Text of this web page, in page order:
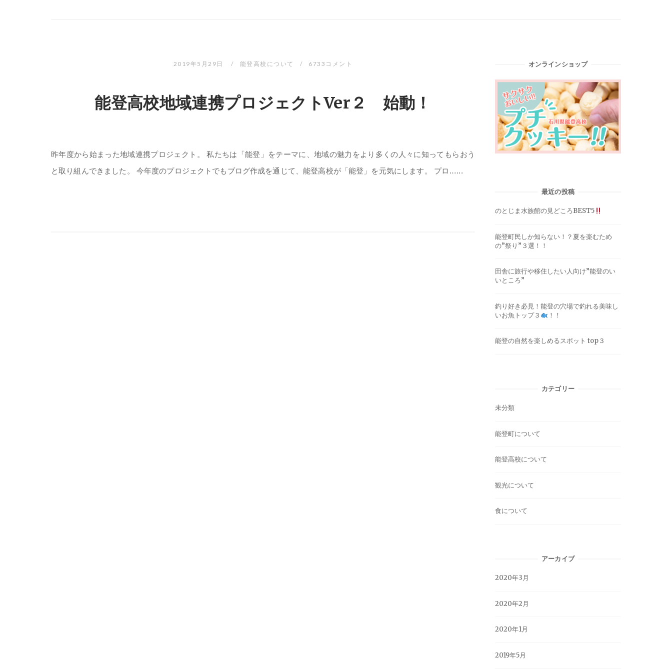
2019年5月29日 能登高校について 6733コメント
能登高校地域連携プロジェクトVer２ 始動！
昨年度から始まった地域連携プロジェクト。 私たちは「能登」をテーマに、地域の魅力をより多くの人々に知ってもらおう
と取り組んできました。 今年度のプロジェクトでもブログ作成を通じて、能登高校が「能登」を元気にします。 プロ…...
オンラインショップ
最近の投稿
のとじま水族館の見どころBEST5
能登町民しか知らない！？夏を楽むため
の”祭り”３選！！
田舎に旅行や移住したい人向け”能登のい
いところ”
釣り好き必見！能登の穴場で釣れる美味し
いお魚トップ３
！！
能登の自然を楽しめるスポット top３
カテゴリー
未分類
能登町について
能登高校について
観光について
食について
アーカイブ
2020年3月
2020年2月
2020年1月
2019年5月